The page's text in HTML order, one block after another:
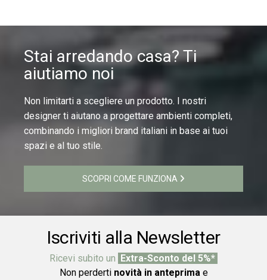
Stai arredando casa? Ti
aiutiamo noi
Non limitarti a scegliere un prodotto. I nostri
designer ti aiutano a progettare ambienti completi,
combinando i migliori brand italiani in base ai tuoi
spazi e al tuo stile.
SCOPRI COME FUNZIONA
Iscriviti alla Newsletter
Ricevi subito un
Extra-Sconto del 5%*
Non perderti novità in anteprimae